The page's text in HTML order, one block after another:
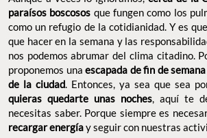
paraísos boscosos que fungen como los
como un refugio de la cotidianidad. Y es
que hacer en la semana y las
nos podemos abrumar del clima citadino.
proponemos unaescapada de fin de
de la ciudad. Entonces, ya sea que sea
quieras quedarte unas noches, aquí te
necesitas saber. Porque siempre es
recargar energíay seguir con nuestras